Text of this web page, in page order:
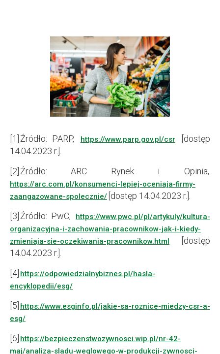
[1] Źródło: PARP, https://www.parp.gov.pl/csr
[dostęp
14.04.2023 r.].
[2] Źródło: ARC Rynek i Opinia,
https://arc.com.pl/konsumenci-lepiej-oceniaja-firmy-
zaangazowane-spolecznie/ [dostęp 14.04.2023 r.].
[3] Źródło: PwC,
https://www.pwc.pl/pl/artykuly/kultura-
organizacyjna-i-zachowania-pracownikow-jak-i-kiedy-
zmieniaja-sie-oczekiwania-pracownikow.html
[dostęp
14.04.2023 r.].
[4] https://odpowiedzialnybiznes.pl/hasla-
encyklopedii/esg/
[5] https://www.esginfo.pl/jakie-sa-roznice-miedzy-csr-a-
esg/
[6] https://bezpieczenstwozywnosci.wip.pl/nr-42-
maj/analiza-sladu-weglowego-w-produkcji-zywnosci-